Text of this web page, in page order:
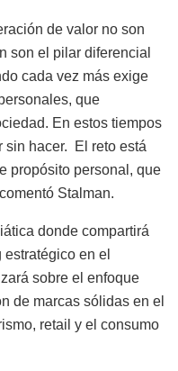
de valor no son
son el pilar diferencial
cada vez más exige
que
En estos tiempos
sin hacer.
El reto está
propósito personal, que
Stalman.
donde compartirá
en el
sobre el enfoque
de marcas sólidas en el
retail y el consumo